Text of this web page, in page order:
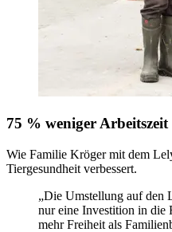
75 % weniger
Wie Familie Kröger mit dem
Tiergesundheit verbessert.
„Die Umstellung auf den
nur eine Investition in die
mehr Freiheit als